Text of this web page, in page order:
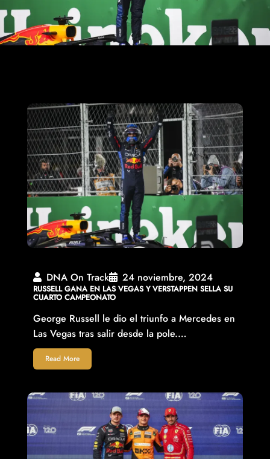
DNA On Track 24 noviembre, 2024
RUSSELL GANA EN LAS VEGAS Y VERSTAPPEN SELLA SU
CUARTO CAMPEONATO
George Russell le dio el triunfo a Mercedes en
Las Vegas tras salir desde la pole.…
Read More